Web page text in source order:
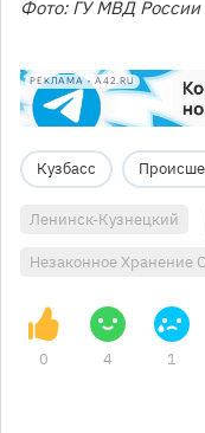
Фото: ГУ МВД России
РЕКЛАМА • A42.RU
Кузбасс
Ленинск-Кузнецкий
Незаконное Хранение
0 4 1